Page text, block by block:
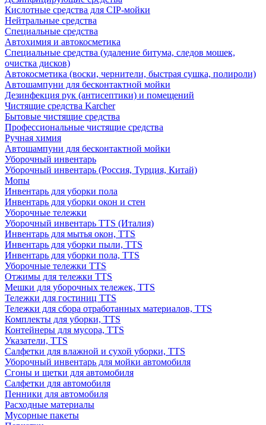
Кислотные средства для CIP-мойки
Нейтральные средства
Специальные средства
Автохимия и автокосметика
Специальные средства (удаление битума, следов мошек,
очистка дисков)
Автокосметика (воски, чернители, быстрая сушка, полироли)
Автошампуни для бесконтактной мойки
Дезинфекция рук (антисептики) и помещений
Чистящие средства Karcher
Бытовые чистящие средства
Профессиональные чистящие средства
Ручная химия
Автошампуни для бесконтактной мойки
Уборочный инвентарь
Уборочный инвентарь (Россия, Турция, Китай)
Мопы
Инвентарь для уборки пола
Инвентарь для уборки окон и стен
Уборочные тележки
Уборочный инвентарь TTS (Италия)
Инвентарь для мытья окон, TTS
Инвентарь для уборки пыли, TTS
Инвентарь для уборки пола, TTS
Уборочные тележки TTS
Отжимы для тележки TTS
Мешки для уборочных тележек, TTS
Тележки для гостиниц TTS
Тележки для сбора отработанных материалов, TTS
Комплекты для уборки, TTS
Контейнеры для мусора, TTS
Указатели, TTS
Салфетки для влажной и сухой уборки, TTS
Уборочный инвентарь для мойки автомобиля
Сгоны и щетки для автомобиля
Салфетки для автомобиля
Пенники для автомобиля
Расходные материалы
Мусорные пакеты